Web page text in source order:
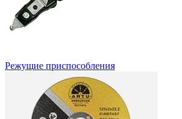
Режущие приспособления